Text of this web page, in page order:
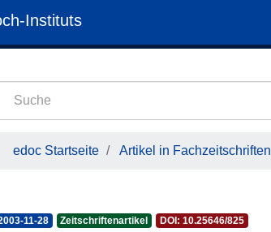
Instituts
edoc Startseite Artikel in Fachzeitschriften
11-28 Zeitschriftenartikel DOI: 10.25646/825